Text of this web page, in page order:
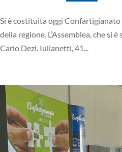
Si è costituita oggi
della regione. L’Assemblea, che si
Carlo Dezi. Iulianetti, 41...